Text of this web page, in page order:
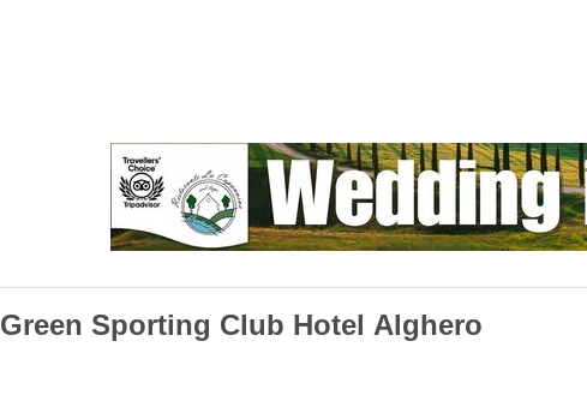
Green Sporting Club Hotel Alghero